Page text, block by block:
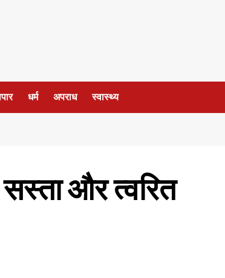
धर्म अपराध स्वास्थ्य
और त्वरित